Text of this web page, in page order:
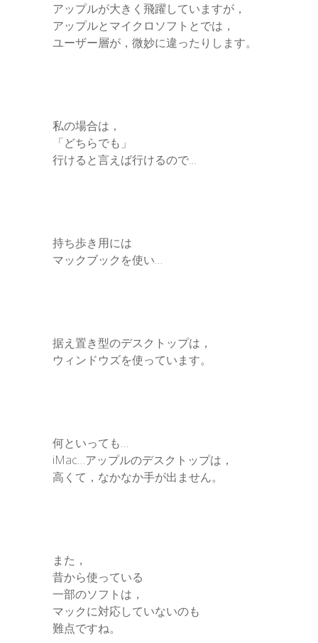
アップルが大きく飛躍していますが，
アップルとマイクロソフトとでは，
ユーザー層が，微妙に違ったりします。
私の場合は，
「どちらでも」
行けると言えば行けるので…
持ち歩き用には
マックブックを使い…
据え置き型のデスクトップは，
ウィンドウズを使っています。
何といっても…
iMac…アップルのデスクトップは，
高くて，なかなか手が出ません。
また，
昔から使っている
一部のソフトは，
マックに対応していないのも
難点ですね。